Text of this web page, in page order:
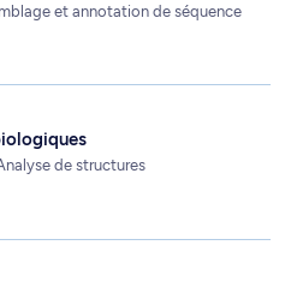
et annotation de séquence
de structures